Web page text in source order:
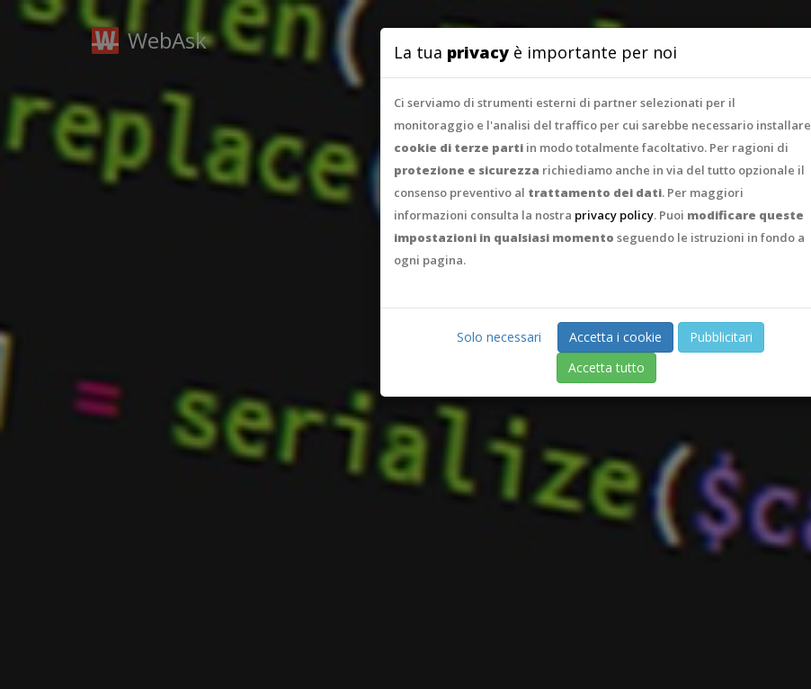
WebAsk La tua privacy è importante per noi
Ci serviamo di strumenti esterni di partner selezionati per il
monitoraggio e l'analisi del traffico per cui sarebbe necessario installare
cookie di terze parti in modo totalmente facoltativo. Per ragioni di
protezione e sicurezza richiediamo anche in via del tutto opzionale il
consenso preventivo al trattamento dei dati. Per maggiori
informazioni consulta la nostra privacy policy. Puoi modificare queste
impostazioni in qualsiasi momento seguendo le istruzioni in fondo a
ogni pagina.
Solo necessari Accetta i cookie
Pubblicitari
Accetta tutto